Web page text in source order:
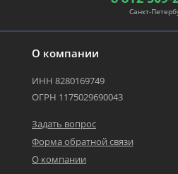
О компании
ИНН 8280169749
ОГРН 1175029690043
Задать вопрос
Форма обратной связи
О компании
Санкт-